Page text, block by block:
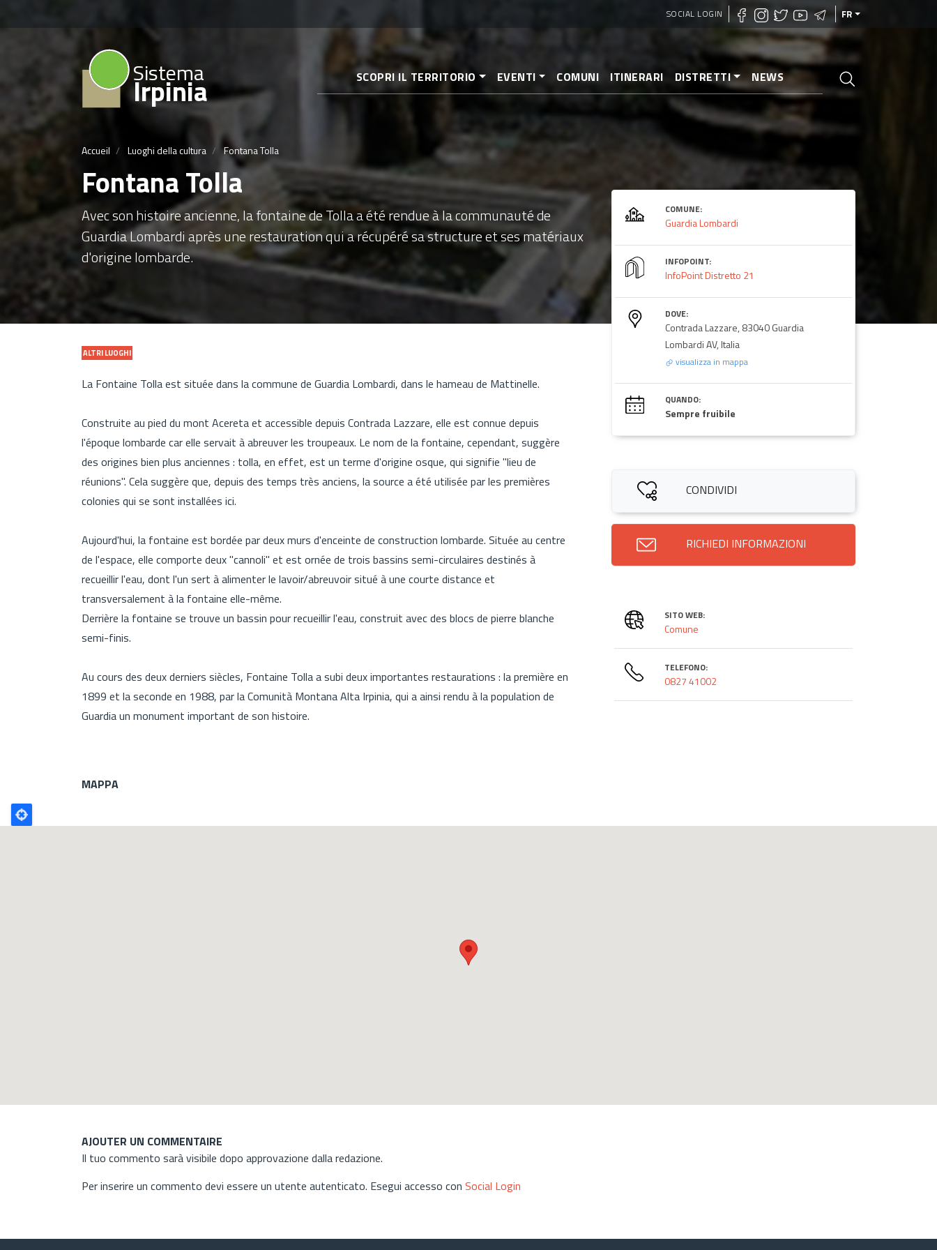
SOCIAL LOGIN FR
Sistema
Irpinia SCOPRI IL TERRITORIO EVENTI COMUNI ITINERARI DISTRETTI NEWS
Accueil Luoghi della cultura Fontana Tolla
Fontana Tolla
Avec son histoire ancienne, la fontaine de Tolla a été rendue à la communauté de
Guardia Lombardi après une restauration qui a récupéré sa structure et ses matériaux
d'origine lombarde.
ALTRI LUOGHI
La Fontaine Tolla est située dans la commune de Guardia Lombardi, dans le hameau de Mattinelle.
Construite au pied du mont Acereta et accessible depuis Contrada Lazzare, elle est connue depuis
l'époque lombarde car elle servait à abreuver les troupeaux. Le nom de la fontaine, cependant, suggère
des origines bien plus anciennes : tolla, en effet, est un terme d'origine osque, qui signifie "lieu de
réunions". Cela suggère que, depuis des temps très anciens, la source a été utilisée par les premières
colonies qui se sont installées ici.
Aujourd'hui, la fontaine est bordée par deux murs d'enceinte de construction lombarde. Située au centre
de l'espace, elle comporte deux "cannoli" et est ornée de trois bassins semi-circulaires destinés à
recueillir l'eau, dont l'un sert à alimenter le lavoir/abreuvoir situé à une courte distance et
transversalement à la fontaine elle-même.
Derrière la fontaine se trouve un bassin pour recueillir l'eau, construit avec des blocs de pierre blanche
semi-finis.
Au cours des deux derniers siècles, Fontaine Tolla a subi deux importantes restaurations : la première en
1899 et la seconde en 1988, par la Comunità Montana Alta Irpinia, qui a ainsi rendu à la population de
Guardia un monument important de son histoire.
COMUNE:
Guardia Lombardi
INFOPOINT:
InfoPoint Distretto 21
DOVE:
Contrada Lazzare, 83040 Guardia
Lombardi AV, Italia
visualizza in mappa
QUANDO:
Sempre fruibile
CONDIVIDI
RICHIEDI INFORMAZIONI
SITO WEB:
Comune
TELEFONO:
0827 41002
MAPPA
Poligono
GEO
AJOUTER UN COMMENTAIRE
Il tuo commento sarà visibile dopo approvazione dalla redazione.
Per inserire un commento devi essere un utente autenticato. Esegui accesso con Social Login